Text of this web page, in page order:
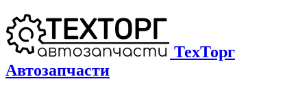
ТехТорг
Автозапчасти